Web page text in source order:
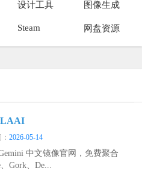
设计工具 图像生成
Steam 网盘资源
：2026-05-14
中文镜像官网，免费聚合
Gork、De...